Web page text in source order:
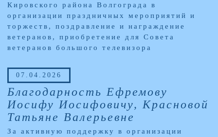
Кировского района Волгограда в
организации праздничных мероприятий и
торжеств, поздравление и награждение
ветеранов, приобретение для Совета
ветеранов большого телевизора
07.04.2026
Благодарность Ефремову
Иосифу Иосифовичу, Красновой
Татьяне Валерьевне
За активную поддержку в организации